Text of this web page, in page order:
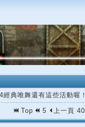
經典唯舞還有這些活動喔！
Top 5 上一頁 40